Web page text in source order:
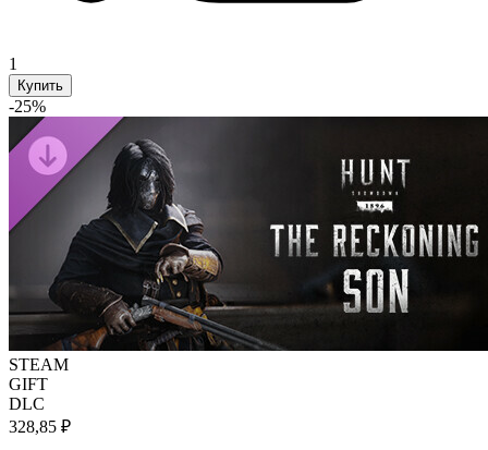
1
Купить
-25%
STEAM
GIFT
DLC
328,85 ₽